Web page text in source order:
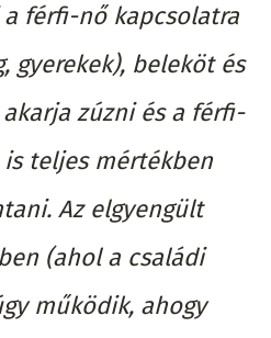
férfi-nő kapcsolatra
gyerekek), beleköt és
zúzni és a férfi-
teljes mértékben
Az elgyengült
(ahol a családi
működik, ahogy